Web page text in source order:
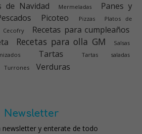
de Navidad Mermeladas
Panes y
Picoteo Pizzas
Platos de
Cecofry
Recetas para cumpleaños
Recetas para olla GM
Salsas
Tartas Tartas saladas
Turrones Verduras
Newsletter
newsletter y enterate de todo